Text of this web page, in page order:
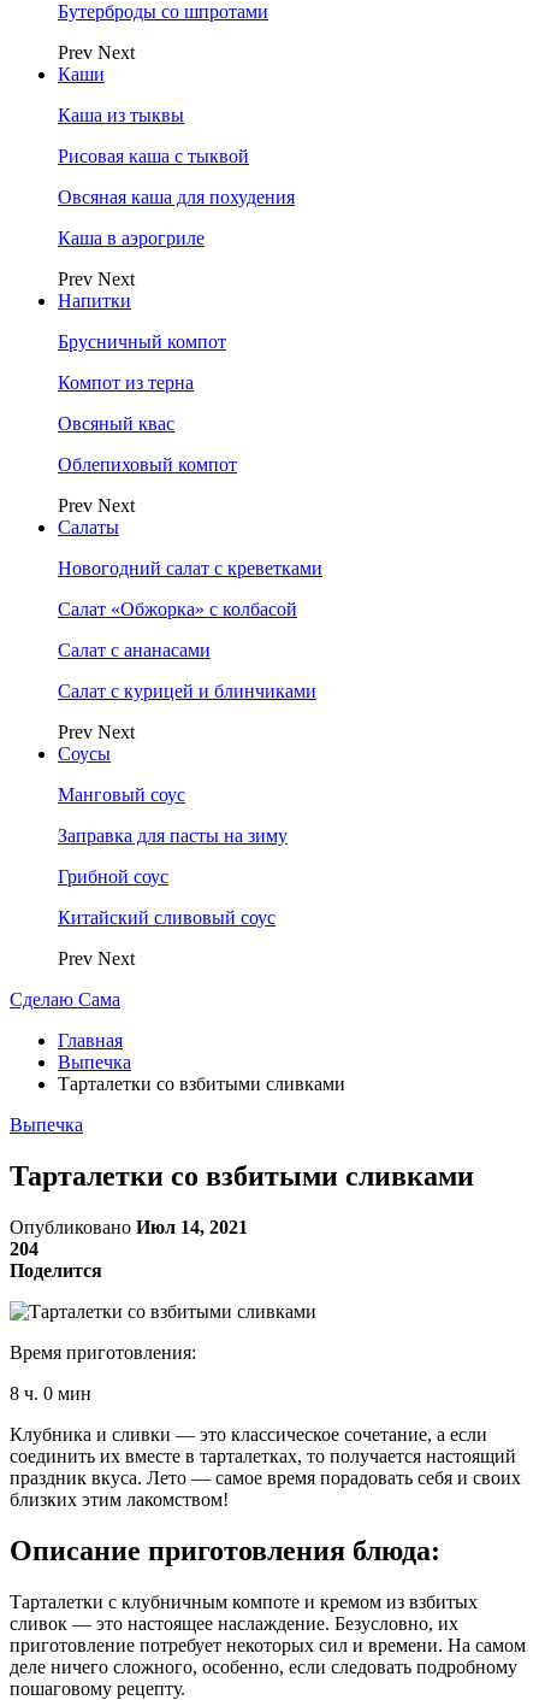
Бутерброды со шпротами
Prev Next
Каши
Каша из тыквы
Рисовая каша с тыквой
Овсяная каша для похудения
Каша в аэрогриле
Prev Next
Напитки
Брусничный компот
Компот из терна
Овсяный квас
Облепиховый компот
Prev Next
Салаты
Новогодний салат с креветками
Салат «Обжорка» с колбасой
Салат с ананасами
Салат с курицей и блинчиками
Prev Next
Соусы
Манговый соус
Заправка для пасты на зиму
Грибной соус
Китайский сливовый соус
Prev Next
Сделаю Сама
Главная
Выпечка
Тарталетки со взбитыми сливками
Выпечка
Тарталетки со взбитыми сливками
Опубликовано Июл 14, 2021
204
Поделится
Время приготовления:
8 ч. 0 мин
Клубника и сливки — это классическое сочетание, а если
соединить их вместе в тарталетках, то получается настоящий
праздник вкуса. Лето — самое время порадовать себя и своих
близких этим лакомством!
Описание приготовления блюда:
Тарталетки с клубничным компоте и кремом из взбитых
сливок — это настоящее наслаждение. Безусловно, их
приготовление потребует некоторых сил и времени. На самом
деле ничего сложного, особенно, если следовать подробному
пошаговому рецепту.